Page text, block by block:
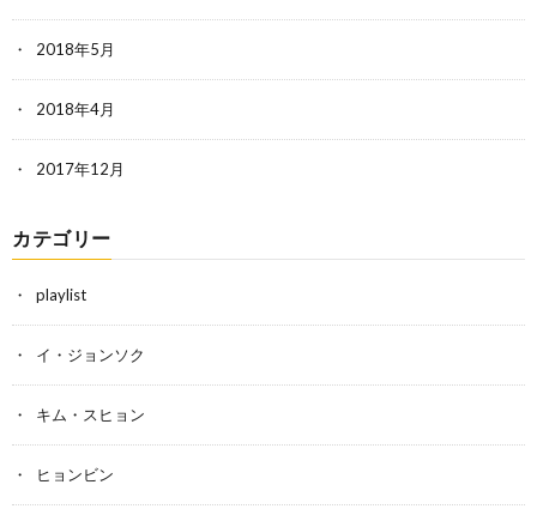
2018年5月
2018年4月
2017年12月
カテゴリー
playlist
イ・ジョンソク
キム・スヒョン
ヒョンビン